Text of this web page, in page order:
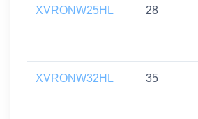
XVRONW25HL 28
XVRONW32HL 35